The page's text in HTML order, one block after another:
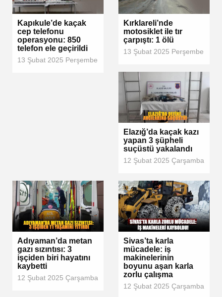
Kapıkule’de kaçak
cep telefonu
operasyonu: 850
telefon ele geçirildi
13 Şubat 2025 Perşembe
Kırklareli’nde
motosiklet ile tır
çarpıştı: 1 ölü
13 Şubat 2025 Perşembe
Elazığ’da kaçak kazı
yapan 3 şüpheli
suçüstü yakalandı
12 Şubat 2025 Çarşamba
Adıyaman’da metan
gazı sızıntısı: 3
işçiden biri hayatını
kaybetti
12 Şubat 2025 Çarşamba
Sivas’ta karla
mücadele: iş
makinelerinin
boyunu aşan karla
zorlu çalışma
12 Şubat 2025 Çarşamba